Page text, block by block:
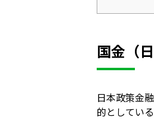
国金（
日本政策金
的としている